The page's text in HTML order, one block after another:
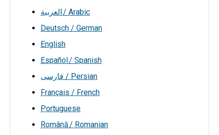
العربية / Arabic
Deutsch / German
English
Español / Spanish
فارسی / Persian
Français / French
Portuguese
Română / Romanian